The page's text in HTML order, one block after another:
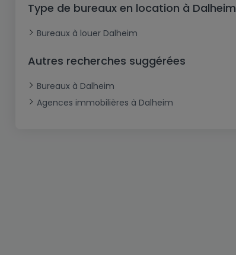
Type de bureaux en location à Dalheim
Bureaux à louer Dalheim
Autres recherches suggérées
Bureaux à Dalheim
Agences immobilières à Dalheim